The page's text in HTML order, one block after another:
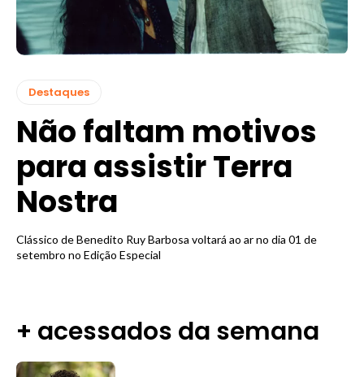
Destaques
Não faltam motivos
para assistir Terra
Nostra
Clássico de Benedito Ruy Barbosa voltará ao ar no dia 01 de
setembro no Edição Especial
+ acessados da semana